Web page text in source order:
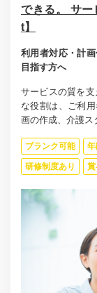
できる。 サ
t】
利用者対応・計
目指す方へ
サービスの質を
な役割は、ご利
画の作成、介護ス
ブランク可能 年
研修制度あり 賞